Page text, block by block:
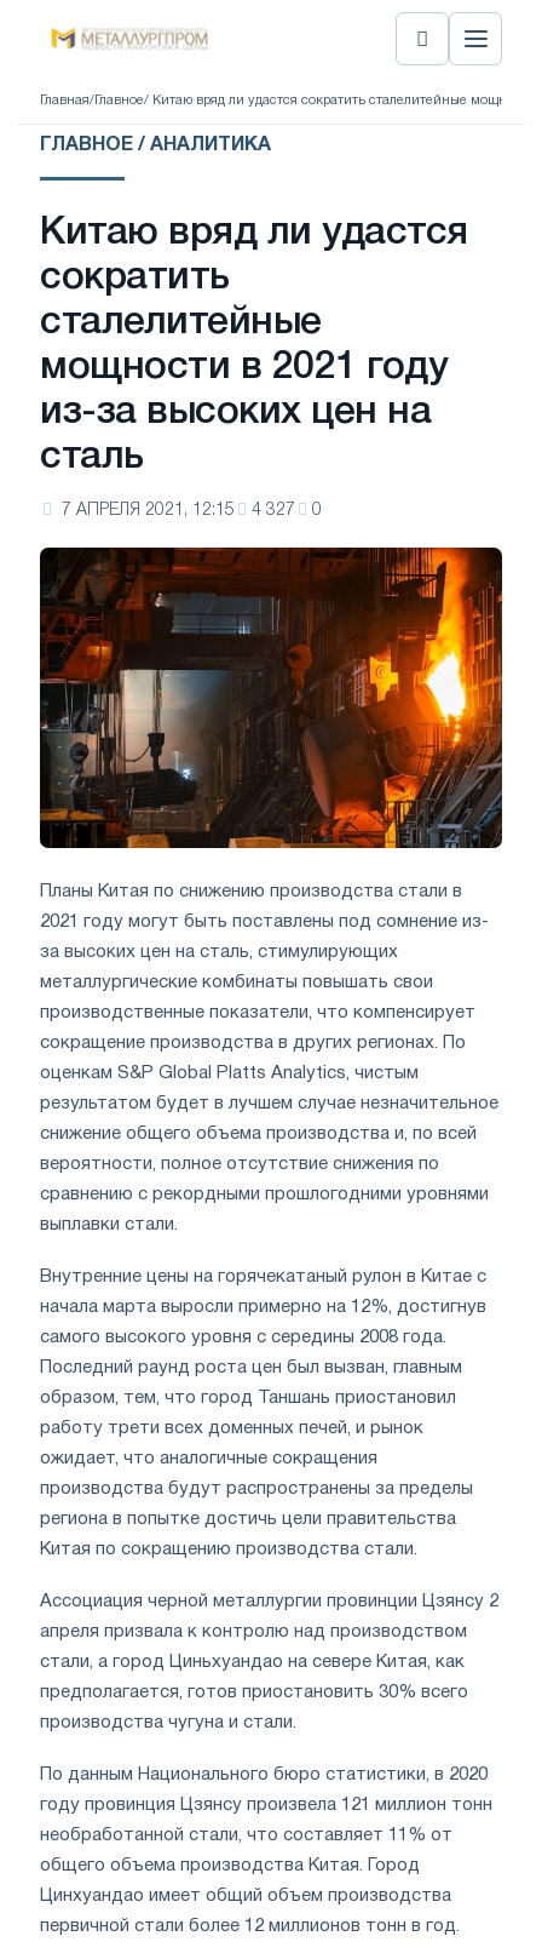
Главная/ Главное/ Китаю вряд ли удастся сократить сталелитейные мощности
ГЛАВНОЕ / АНАЛИТИКА
Китаю вряд ли удастся
сократить
сталелитейные
мощности в 2021 году
из-за высоких цен на
сталь
7 АПРЕЛЯ 2021, 12:15 4 327 0
Планы Китая по снижению производства стали в
2021 году могут быть поставлены под сомнение из-
за высоких цен на сталь, стимулирующих
металлургические комбинаты повышать свои
производственные показатели, что компенсирует
сокращение производства в других регионах. По
оценкам S&P Global Platts Analytics, чистым
результатом будет в лучшем случае незначительное
снижение общего объема производства и, по всей
вероятности, полное отсутствие снижения по
сравнению с рекордными прошлогодними уровнями
выплавки стали.
Внутренние цены на горячекатаный рулон в Китае с
начала марта выросли примерно на 12%, достигнув
самого высокого уровня с середины 2008 года.
Последний раунд роста цен был вызван, главным
образом, тем, что город Таншань приостановил
работу трети всех доменных печей, и рынок
ожидает, что аналогичные сокращения
производства будут распространены за пределы
региона в попытке достичь цели правительства
Китая по сокращению производства стали.
Ассоциация черной металлургии провинции Цзянсу 2
апреля призвала к контролю над производством
стали, а город Циньхуандао на севере Китая, как
предполагается, готов приостановить 30% всего
производства чугуна и стали.
По данным Национального бюро статистики, в 2020
году провинция Цзянсу произвела 121 миллион тонн
необработанной стали, что составляет 11% от
общего объема производства Китая. Город
Цинхуандао имеет общий объем производства
первичной стали более 12 миллионов тонн в год.